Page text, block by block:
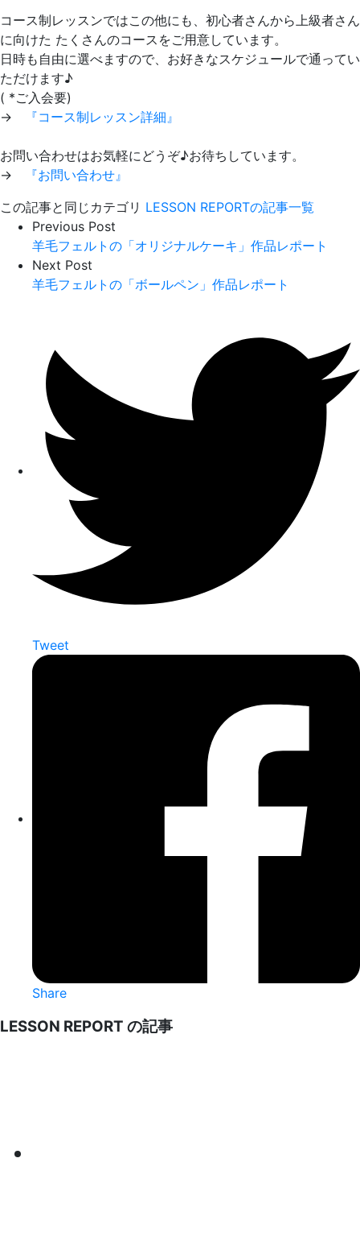
コース制レッスンではこの他にも、初心者さんから上級者さん
に向けた たくさんのコースをご用意しています。
日時も自由に選べますので、お好きなスケジュールで通ってい
ただけます♪
( *ご入会要)
→
『コース制レッスン詳細』
お問い合わせはお気軽にどうぞ♪お待ちしています。
→
『お問い合わせ』
この記事と同じカテゴリ LESSON REPORTの記事一覧
Previous Post
羊毛フェルトの「オリジナルケーキ」作品レポート
Next Post
羊毛フェルトの「ボールペン」作品レポート
Tweet
Share
LESSON REPORT の記事